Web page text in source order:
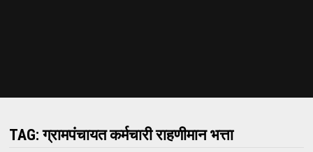
TAG:ग्रामपंचायत कर्मचारी राहणीमान भत्ता